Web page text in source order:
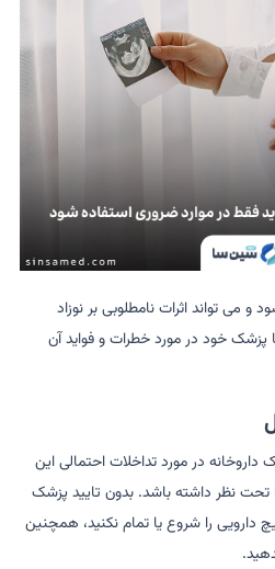
می تواند اثرات نامطلوبی بر نوزاد
پزشک خود در مورد خطرات و فواید آن
در مورد تداخلات احتمالی این
تحت نظر داشته باشد. بدون تایید پزشک
را شروع یا تمام نکنید، همچنین